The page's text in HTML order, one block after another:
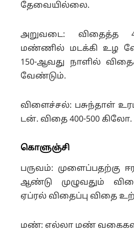
தேவையில்லை.
அறுவடை: விதைத்த
மண்ணில் மடக்கி உழ
150-ஆவது நாளில்
வேண்டும்.
விளைச்சல்: பசுந்தாள் உரம்
டன். விதை 400-500 கிலோ.
கொளுஞ்சி
பருவம்: முளைப்பதற்கு
ஆண்டு முழுவதும்
ஏப்ரல் விதைப்பு விதை
மண்: எல்லா மண்